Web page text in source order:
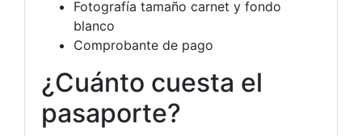
Fotografía tamaño carnet y fondo
blanco
Comprobante de pago
¿Cuánto cuesta el
pasaporte?